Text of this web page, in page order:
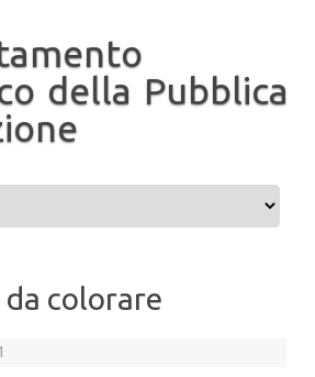
della Pubblica
colorare